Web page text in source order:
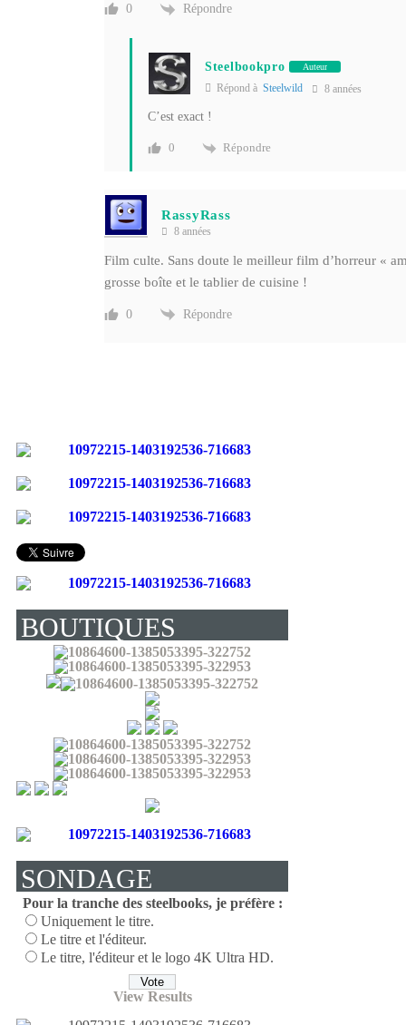
0 Répondre
Steelbookpro Auteur
Répond à Steelwild 8 années
C’est exact !
0 Répondre
RassyRass
8 années
Film culte. Sans doute le meilleur film d’horreur «
grosse boîte et le tablier de cuisine !
0 Répondre
BOUTIQUES
(LIVRENT EN
FRANCE) :
SONDAGE
Pour la tranche des steelbooks, je préfère :
Uniquement le titre.
Le titre et l'éditeur.
Le titre, l'éditeur et le logo 4K Ultra HD.
View Results